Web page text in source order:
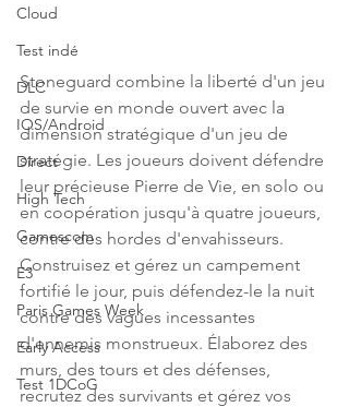
Cloud
Test indé
DLC
IOS/Android
Direct
High Tech
Gamescom
E3
Paris Games Week
Early Access
Test 1DCoG
Stoneguard combine la liberté d'un jeu
de survie en monde ouvert avec la
dimension stratégique d'un jeu de
stratégie. Les joueurs doivent défendre
leur précieuse Pierre de Vie, en solo ou
en coopération jusqu'à quatre joueurs,
contre des hordes d'envahisseurs.
Construisez et gérez un campement
fortifié le jour, puis défendez-le la nuit
contre des vagues incessantes
d'ennemis monstrueux. Élaborez des
murs, des tours et des défenses,
recrutez des survivants et gérez vos